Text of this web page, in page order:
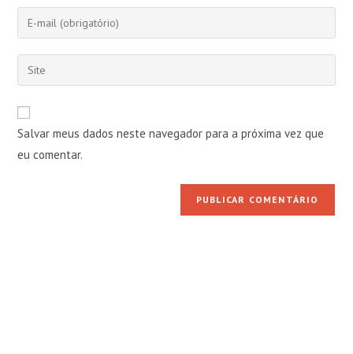
nome
ou
de
usuário
para
comentar
Digite
seu
endereço
de
para
comentar
Digite
o
do
seu
site
Salvar meus dados neste navegador para a próxima vez que
eu comentar.